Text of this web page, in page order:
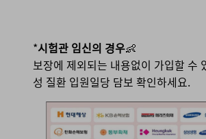
*시험관 임신의 경우👶
보장에 제외되는 내용없이 가입할 수
성 질환 입원일당 담보 확인하세요.